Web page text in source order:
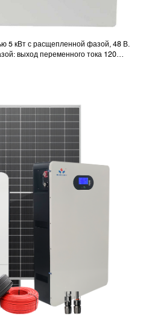
5 кВт с расщепленной фазой, 48 В.
выход переменного тока 120